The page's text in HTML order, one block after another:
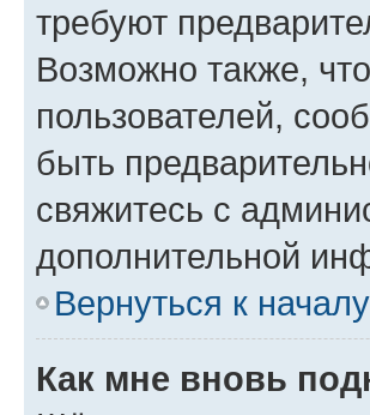
требуют
Возможно также,
пользователей,
быть
свяжитесь с
дополнительной
Вернуться к началу
Как мне вновь